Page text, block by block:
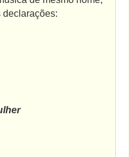
declarações: